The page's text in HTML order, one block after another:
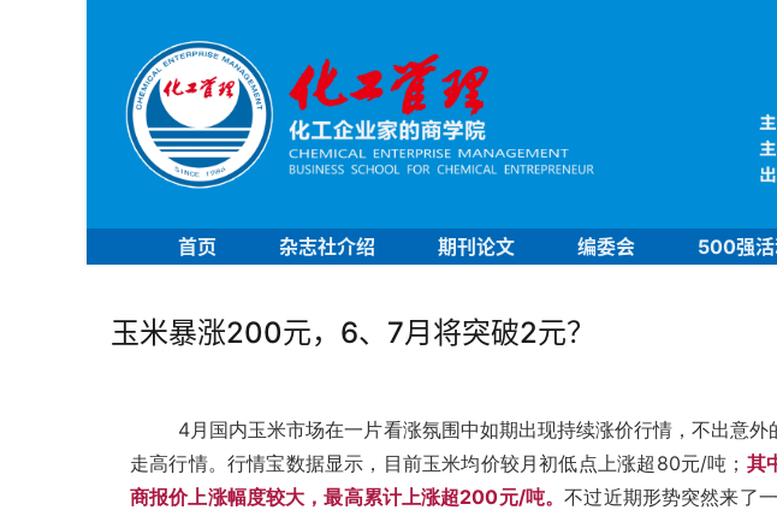
首页 杂志社介绍 期刊论文 编委会 500强
玉米暴涨200元，6、7月将突破2元？
4月国内玉米市场在一片看涨氛围中如期出现持续涨价行情，不出意
走高行情。行情宝数据显示，目前玉米均价较月初低点上涨超80元/吨； 其
商报价上涨幅度较大，最高累计上涨超200元/吨。不过近期形势突然来了